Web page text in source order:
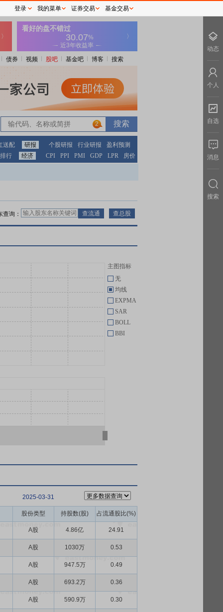
债券 视频 股吧 基金吧 博客 搜索
2
送配 研报 个股研报 行业研报
盈利预测
行
经济 CPI PPI PMI GDP LPR 房价
查询：
主图指标
无
均线
EXPMA
SAR
BOLL
BBI
2025-03-31
股份类型 持股数(股) 占流通股比(%)
A股 4.86亿 24.91
A股 1030万 0.53
A股 947.5万 0.49
A股 693.2万 0.36
A股 590.9万 0.30
登录 我的菜单 证券交易 基金交易
动态
个人
自选
消息
搜索